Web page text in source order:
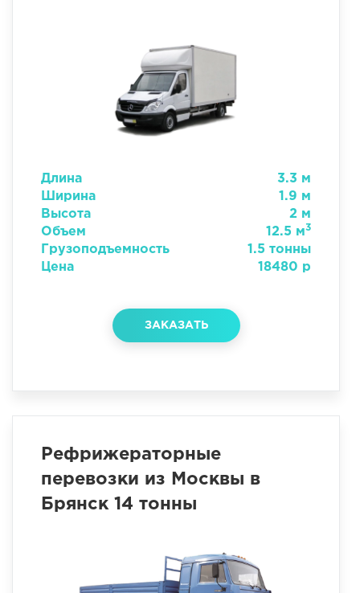
Длина
3.3 м
Ширина
1.9 м
Высота
2 м
Объем
12.5 м3
Грузоподъемность
1.5 тонны
Цена
18480 р
ЗАКАЗАТЬ
Рефрижераторные
перевозки из Москвы в
Брянск 14 тонны